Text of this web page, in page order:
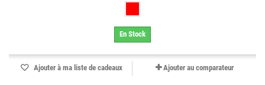
En Stock
Ajouter à ma liste de cadeaux Ajouter au comparateur